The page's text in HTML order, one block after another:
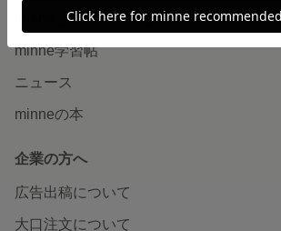
minneとものづくりと
minne学習帖
ニュース
minneの本
企業の方へ
広告出稿について
大口注文について